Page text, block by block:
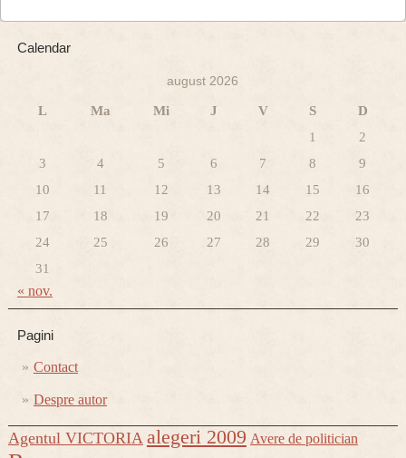
Calendar
august 2026
L Ma Mi J V S
D
1
2
3
4 5 6 7 8
9
10
11 12 13 14 15
16
17
18 19 20 21 22
23
24
25 26 27 28 29
30
31
« nov.
Pagini
Contact
Despre autor
Agentul VICTORIA alegeri 2009 Avere de politician